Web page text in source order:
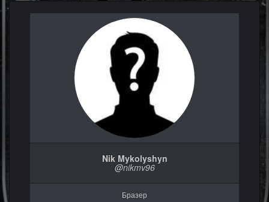
Nik Mykolyshyn
@nikmv96
Бразер